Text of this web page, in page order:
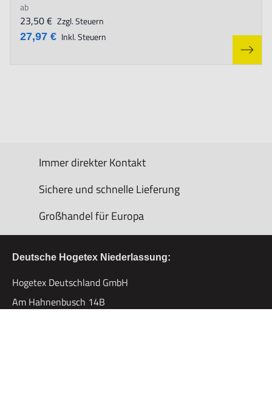
ab
27,97 € Inkl. Steuern
23,50 € Zzgl. Steuern
Immer direkter Kontakt
Sichere und schnelle Lieferung
Großhandel für Europa
Deutsche Hogetex Niederlassung:
Hogetex Deutschland GmbH
Am Hahnenbusch 14B